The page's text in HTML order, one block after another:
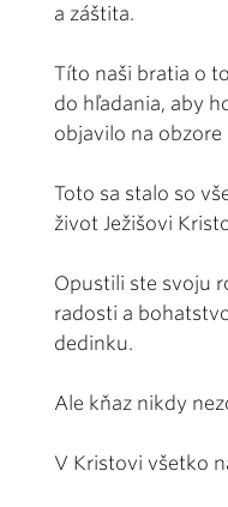
a záštita.
Títo naši bratia o
do hľadania, aby
objavilo na obzore
Toto sa stalo so
život Ježišovi
Opustili ste svoju
radosti a
dedinku.
Ale kňaz nikdy
V Kristovi všetko